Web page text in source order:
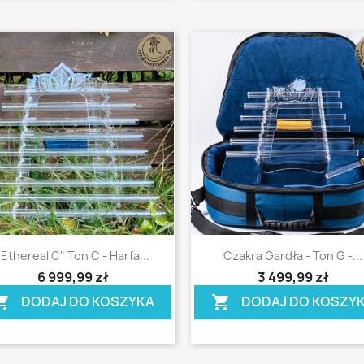
Szybki podgląd
C" Ton C - Harfa...
6 999,99 zł
DODAJ DO KOSZYKA
Szybki podgląd
Czakra Gardła - Ton G -...
3 499,99 zł
shopping_cart DODAJ DO